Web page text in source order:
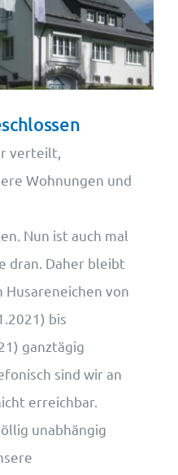
verteilt,
Wohnungen und
Nun ist auch mal
dran. Daher bleibt
Husareneichen von
bis
ganztägig
sind wir an
erreichbar.
unabhängig